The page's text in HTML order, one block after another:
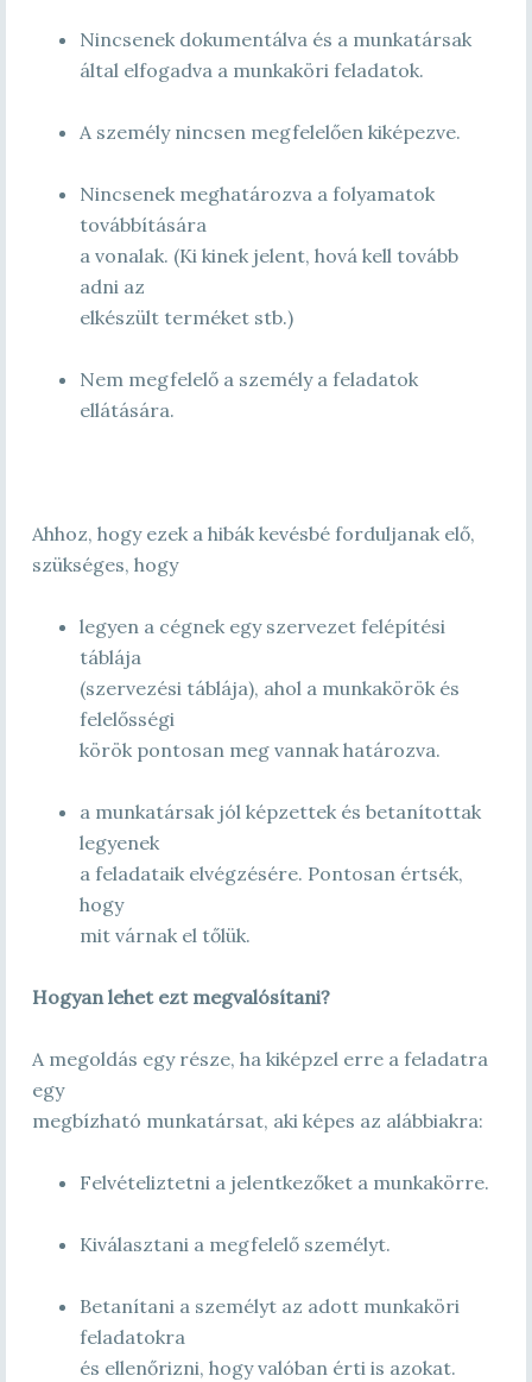
Nincsenek dokumentálva és a munkatársak
által elfogadva a munkaköri feladatok.
A személy nincsen megfelelően kiképezve.
Nincsenek meghatározva a folyamatok
továbbítására
a vonalak. (Ki kinek jelent, hová kell tovább
adni az
elkészült terméket stb.)
Nem megfelelő a személy a feladatok
ellátására.
Ahhoz, hogy ezek a hibák kevésbé forduljanak elő,
szükséges, hogy
legyen a cégnek egy szervezet felépítési
táblája
(szervezési táblája), ahol a munkakörök és
felelősségi
körök pontosan meg vannak határozva.
a munkatársak jól képzettek és betanítottak
legyenek
a feladataik elvégzésére. Pontosan értsék,
hogy
mit várnak el tőlük.
Hogyan lehet ezt megvalósítani?
A megoldás egy része, ha kiképzel erre a feladatra
egy
megbízható munkatársat, aki képes az alábbiakra:
Felvételiztetni a jelentkezőket a munkakörre.
Kiválasztani a megfelelő személyt.
Betanítani a személyt az adott munkaköri
feladatokra
és ellenőrizni, hogy valóban érti is azokat.